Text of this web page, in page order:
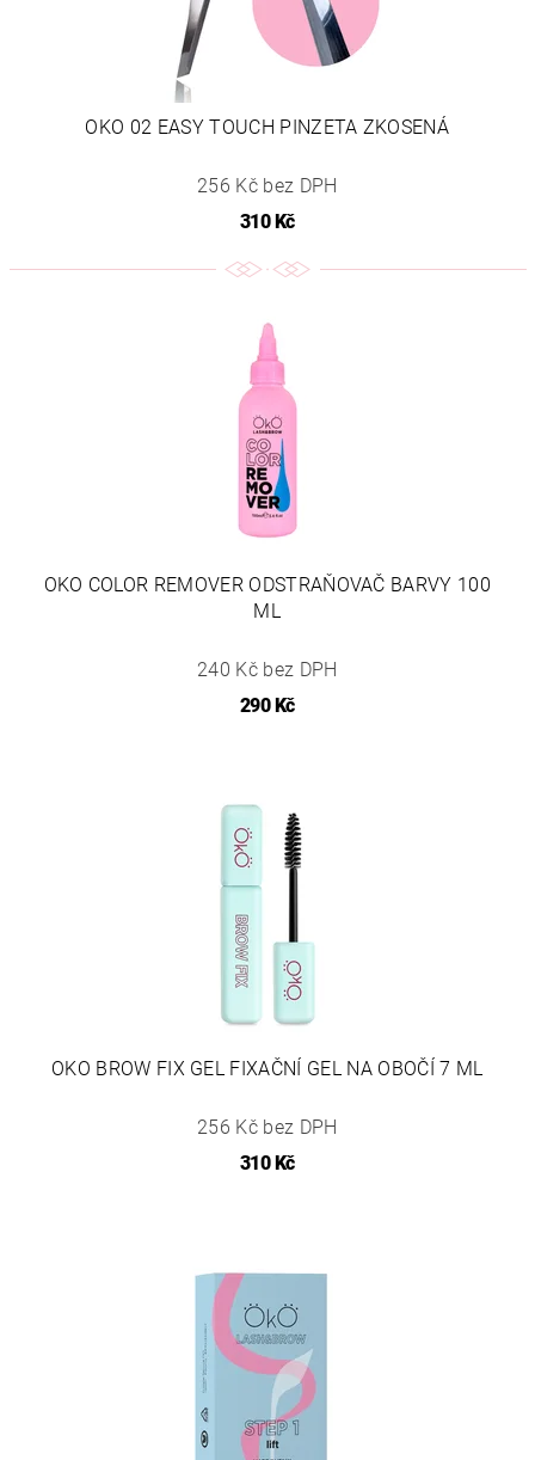
OKO 02 EASY TOUCH PINZETA ZKOSENÁ
256 Kč bez DPH
310 Kč
OKO COLOR REMOVER ODSTRAŇOVAČ BARVY 100
ML
240 Kč bez DPH
290 Kč
OKO BROW FIX GEL FIXAČNÍ GEL NA OBOČÍ 7 ML
256 Kč bez DPH
310 Kč